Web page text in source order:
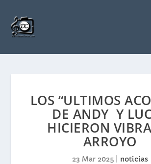
LOS “ULTIMOS
DE ANDY Y
HICIERON
ARROYO
23 Mar 2025| noticias